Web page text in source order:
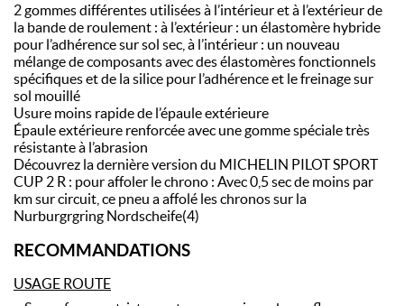
2 gommes différentes utilisées à l’intérieur et à l’extérieur de
la bande de roulement : à l’extérieur : un élastomère hybride
pour l’adhérence sur sol sec, à l’intérieur : un nouveau
mélange de composants avec des élastomères fonctionnels
spécifiques et de la silice pour l’adhérence et le freinage sur
sol mouillé
Usure moins rapide de l’épaule extérieure
Épaule extérieure renforcée avec une gomme spéciale très
résistante à l’abrasion
Découvrez la dernière version du MICHELIN PILOT SPORT
CUP 2 R : pour affoler le chrono : Avec 0,5 sec de moins par
km sur circuit, ce pneu a affolé les chronos sur la
Nurburgrgring Nordscheife(4)
RECOMMANDATIONS
USAGE ROUTE